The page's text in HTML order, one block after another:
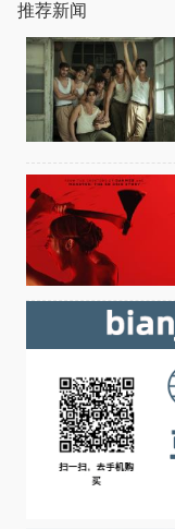
推荐新闻